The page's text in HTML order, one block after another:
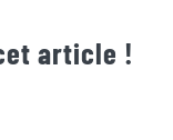
article !